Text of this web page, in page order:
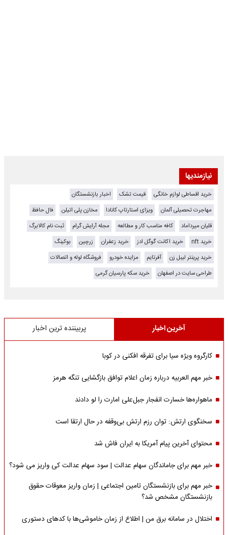
نیازمندیها
خرید اقساطی لوازم خانگی قیمت تشک
اخبار بازنشستگان
مهاجرت تحصیلی آلمان
ویزای استارتاپ کانادا مخازن پلی اتیلن
فال حافظ
قلیان میرداماد
کافه مناسب کار و مطالعه مجله آرایش گرام
ثبت نام کالابرگ
خرید nft
خرید اکانت گوگل ادز خرید زعفران زرچین
بوکینگ
خرید پرینتر لیبل زن
آفرتایم مزایده خودرو
فروشگاه لوله و اتصالات
طراحی سایت در اصفهان
خرید سکه پارسیان گرمی
آخرین اخبار پربیننده ترین اخبار
کارگروه ویژه سیا برای تفرقه افکنی در کوبا
خبر مهم العربیه درباره زمان اعلام توافق بازگشایی تنگه هرمز
ماهواره‌‌ها خسارت انفجار جبل‌علی امارت را لو دادند
سخنگوی ارتش: توان رزم ارتش بی‌وقفه در حال ارتقا است
محتوای آخرین پیام آمریکا به ایران فاش شد
خبر مهم برای جاماندگان سهام عدالت | سود سهام عدالت کی واریز می شود؟
خبر مهم برای بازنشستگان تامین اجتماعی | زمان واریز معوقات حقوق
بازنشستگان مشخص شد؟
اختلال در سامانه برق من | اطلاع از زمان خاموشی‌ها با کدهای دستوری